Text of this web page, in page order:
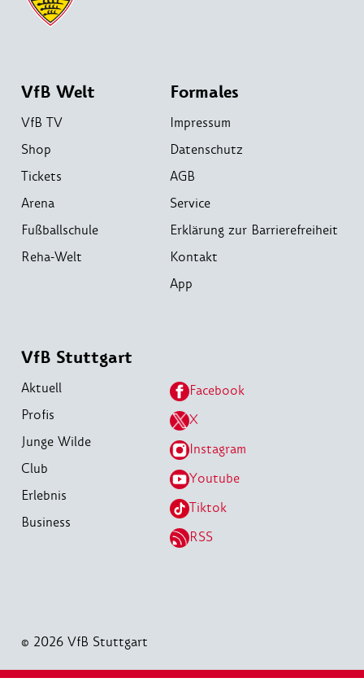
VfB Welt
VfB TV
Shop
Tickets
Arena
Fußballschule
Reha-Welt
Formales
Impressum
Datenschutz
AGB
Service
Erklärung zur Barrierefreiheit
Kontakt
App
VfB Stuttgart
Aktuell
Profis
Junge Wilde
Club
Erlebnis
Business
Facebook
X
Instagram
Youtube
Tiktok
RSS
© 2026 VfB Stuttgart